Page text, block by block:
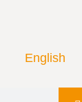
English